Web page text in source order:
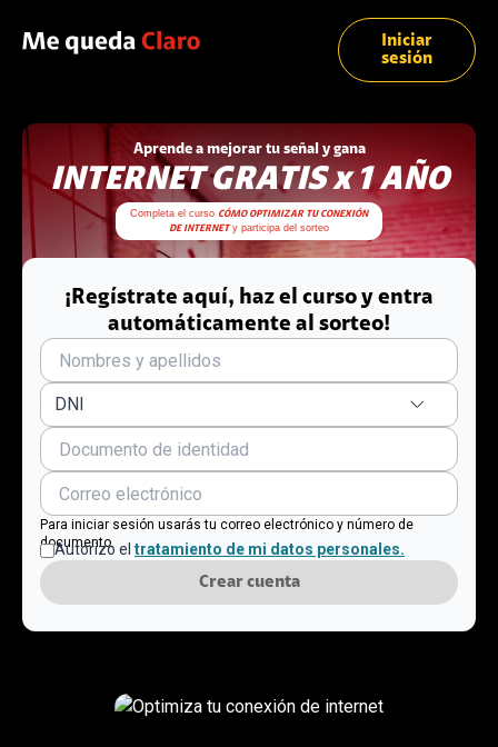
Iniciar
sesión
Aprende a mejorar tu señal y gana
INTERNET GRATIS x 1 AÑO
Completa el curso CÓMO OPTIMIZAR TU CONEXIÓN
DE INTERNETy participa del sorteo
¡Regístrate aquí, haz el curso y entra
automáticamente al sorteo!
Para iniciar sesión usarás tu correo electrónico y número de
documento.
Autorizo el tratamiento de mi datos personales.
Crear cuenta